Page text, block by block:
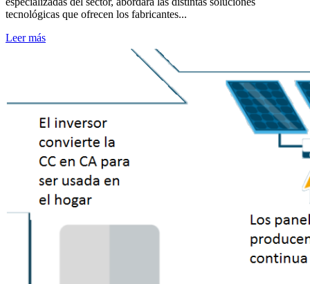
tecnológicas que ofrecen los fabricantes...
Leer más